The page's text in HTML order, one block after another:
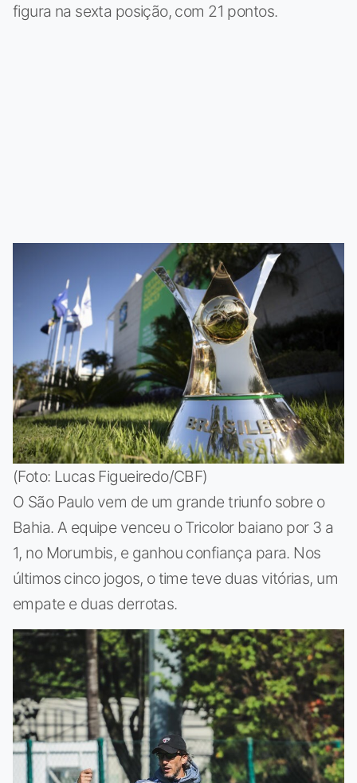
figura na sexta posição, com 21 pontos.
(Foto: Lucas Figueiredo/CBF)
O São Paulo vem de um grande triunfo sobre o
Bahia. A equipe venceu o Tricolor baiano por 3 a
1, no Morumbis, e ganhou confiança para. Nos
últimos cinco jogos, o time teve duas vitórias, um
empate e duas derrotas.